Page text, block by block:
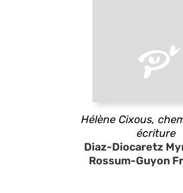
Hélène Cixous,
écriture
Diaz-Diocaretz
Rossum-Guyon